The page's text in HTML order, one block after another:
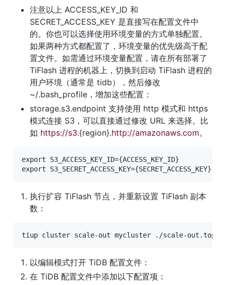
注意以上 ACCESS_KEY_ID 和
SECRET_ACCESS_KEY 是直接写在配置文件中
的。你也可以选择使用环境变量的方式单独配置。
如果两种方式都配置了，环境变量的优先级高于配
置文件。如需通过环境变量配置，请在所有部署了
TiFlash 进程的机器上，切换到启动 TiFlash 进程的
用户环境（通常是 tidb），然后修改
~/.bash_profile，增加这些配置：
storage.s3.endpoint 支持使用 http 模式和 https
模式连接 S3，可以直接通过修改 URL 来选择。比
如 https://s3.{region}.http://amazonaws.com。
export S3_ACCESS_KEY_ID={ACCESS_KEY_ID}
export S3_SECRET_ACCESS_KEY={SECRET_ACCESS_KEY}
执行扩容 TiFlash 节点，并重新设置 TiFlash 副本
数：
tiup cluster scale-out mycluster ./scale-
以编辑模式打开 TiDB 配置文件：
在 TiDB 配置文件中添加以下配置项：